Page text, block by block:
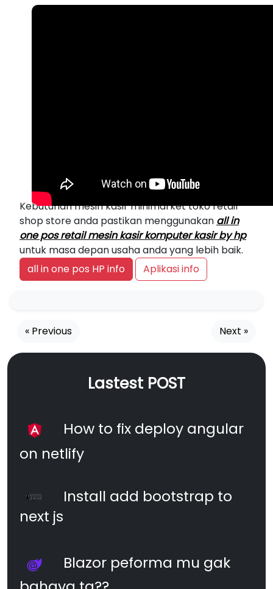
Kebutuhan mesin kasir minimarket toko retail
shop store anda pastikan menggunakan all in
one pos retail mesin kasir komputer kasir by hp
untuk masa depan usaha anda yang lebih baik.
all in one pos HP info
Aplikasi info
« Previous Next »
Lastest POST
How to fix deploy angular
on netlify
Install add bootstrap to
next js
Blazor peforma mu gak